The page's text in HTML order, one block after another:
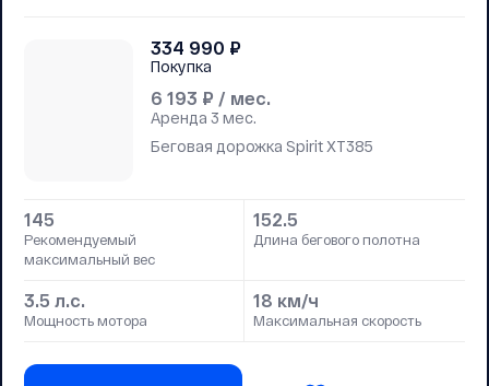
6 193 ₽ / мес.
Аренда 3 мес.
334 990 ₽
Покупка
Беговая дорожка Spirit XT385
145
Рекомендуемый
максимальный вес
152.5
Длина бегового полотна
3.5 л.с.
Мощность мотора
18 км/ч
Максимальная скорость